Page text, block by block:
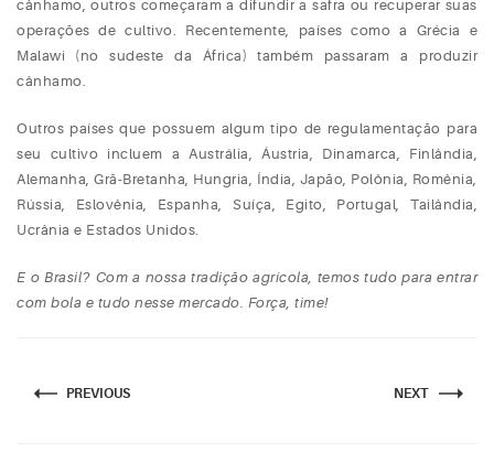
cânhamo, outros começaram a difundir a safra ou recuperar suas
operações de cultivo. Recentemente, países como a Grécia e
Malawi (no sudeste da África) também passaram a produzir
cânhamo.
Outros países que possuem algum tipo de regulamentação para
seu cultivo incluem a Austrália, Áustria, Dinamarca, Finlândia,
Alemanha, Grã-Bretanha, Hungria, Índia, Japão, Polônia, Romênia,
Rússia, Eslovênia, Espanha, Suíça, Egito, Portugal, Tailândia,
Ucrânia e Estados Unidos.
E o Brasil? Com a nossa tradição agrícola, temos tudo para entrar
com bola e tudo nesse mercado. Força, time!
PREVIOUS NEXT